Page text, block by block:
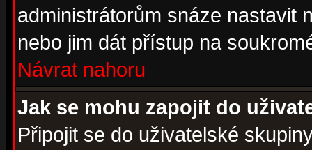
administrátorům snáze nastavit
nebo jim dát přístup na
Návrat nahoru
Jak se mohu zapojit do
Připojit se do uživatelské